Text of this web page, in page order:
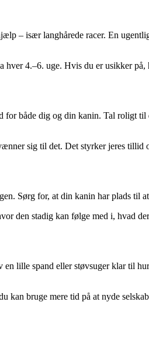
– især langhårede racer. En
4.–6. uge. Hvis du er usikker
både dig og din kanin. Tal roligt
sig til det. Det styrker jeres
Sørg for, at din kanin har plads
den stadig kan følge med i, hvad
lille spand eller støvsuger klar til
kan bruge mere tid på at nyde